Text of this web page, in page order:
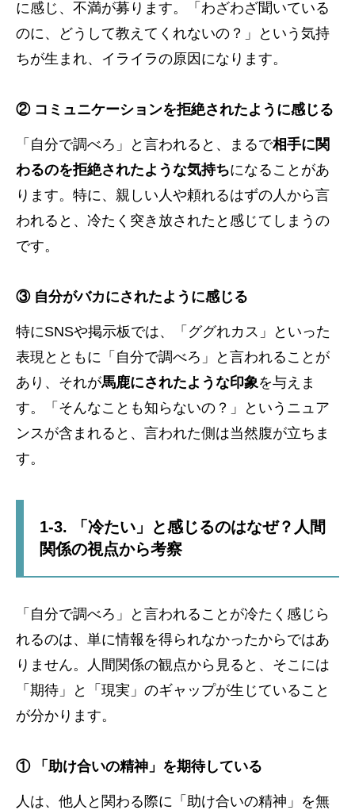
に感じ、不満が募ります。「わざわざ聞いている
のに、どうして教えてくれないの？」という気持
ちが生まれ、イライラの原因になります。
② コミュニケーションを拒絶されたように感じる
「自分で調べろ」と言われると、まるで相手に関
わるのを拒絶されたような気持ちになることがあ
ります。特に、親しい人や頼れるはずの人から言
われると、冷たく突き放されたと感じてしまうの
です。
③ 自分がバカにされたように感じる
特にSNSや掲示板では、「ググれカス」といった
表現とともに「自分で調べろ」と言われることが
あり、それが馬鹿にされたような印象を与えま
す。「そんなことも知らないの？」というニュア
ンスが含まれると、言われた側は当然腹が立ちま
す。
1-3. 「冷たい」と感じるのはなぜ？人間
関係の視点から考察
「自分で調べろ」と言われることが冷たく感じら
れるのは、単に情報を得られなかったからではあ
りません。人間関係の観点から見ると、そこには
「期待」と「現実」のギャップが生じていること
が分かります。
① 「助け合いの精神」を期待している
人は、他人と関わる際に「助け合いの精神」を無